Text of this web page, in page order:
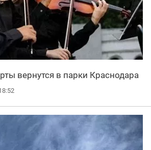
вернутся в парки Краснодара